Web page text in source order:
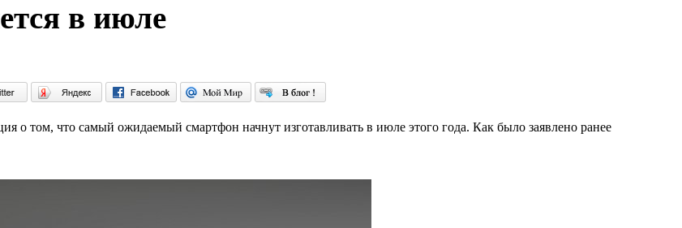
в июле
том, что самый ожидаемый смартфон начнут изготавливать в июле этого года. Как было заявлено ранее